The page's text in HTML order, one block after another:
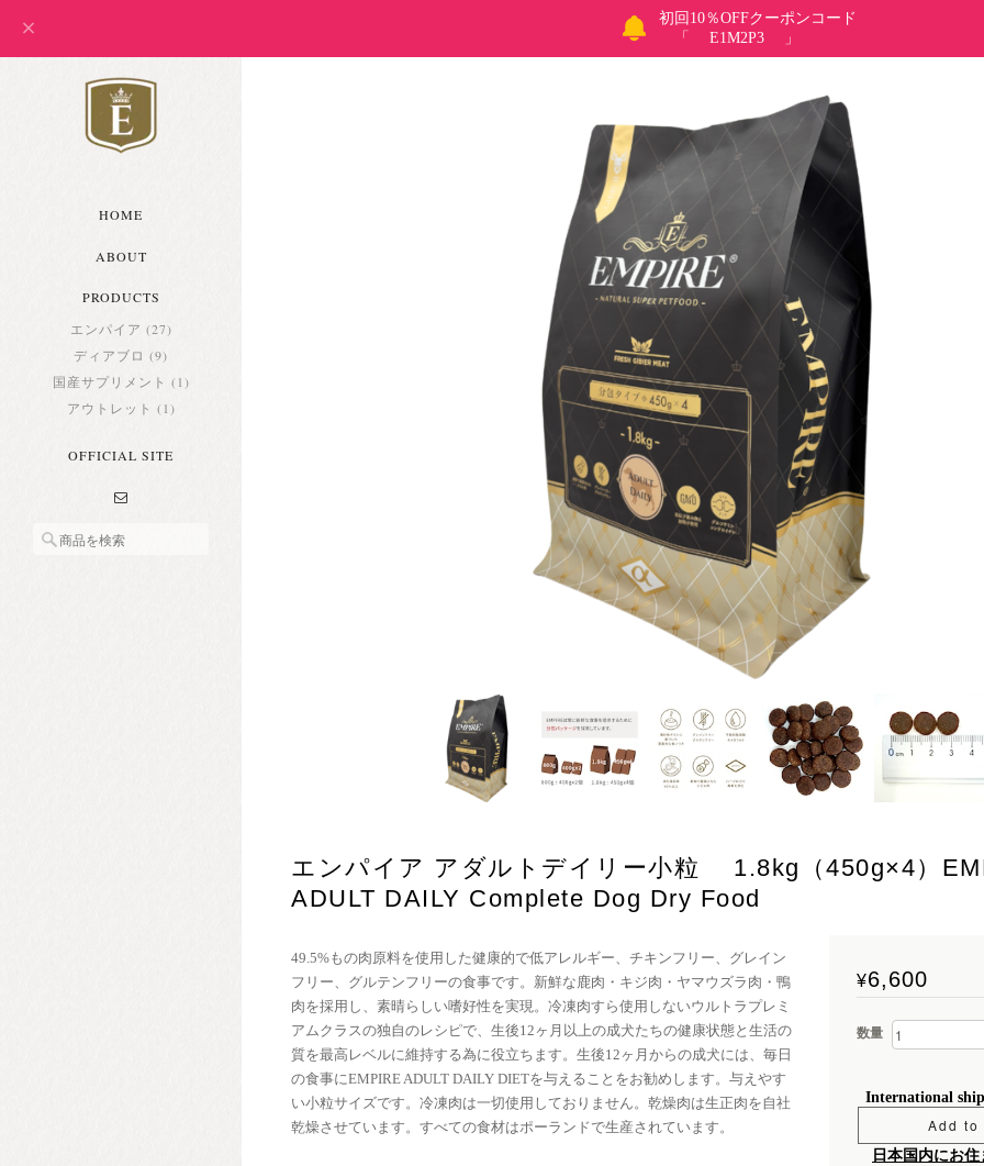
初回10％OFFクーポンコード
「 E1M2P3 」
HOME
ABOUT
PRODUCTS
エンパイア (27)
ディアブロ (9)
国産サプリメント (1)
アウトレット (1)
OFFICIAL SITE
エンパイア アダルトデイリー小粒 1.8kg（450g×4）
ADULT DAILY Complete Dog Dry Food
49.5%もの肉原料を使用した健康的で低アレルギー、チキンフリー、グレイン
フリー、グルテンフリーの食事です。新鮮な鹿肉・キジ肉・ヤマウズラ肉・鴨
肉を採用し、素晴らしい嗜好性を実現。冷凍肉すら使用しないウルトラプレミ
アムクラスの独自のレシピで、生後12ヶ月以上の成犬たちの健康状態と生活の
質を最高レベルに維持する為に役立ちます。生後12ヶ月からの成犬には、毎日
の食事にEMPIRE ADULT DAILY DIETを与えることをお勧めします。与えやす
い小粒サイズです。冷凍肉は一切使用しておりません。乾燥肉は生正肉を自社
乾燥させています。すべての食材はポーランドで生産されています。
¥6,600
数量
International
Add
日本国内にお